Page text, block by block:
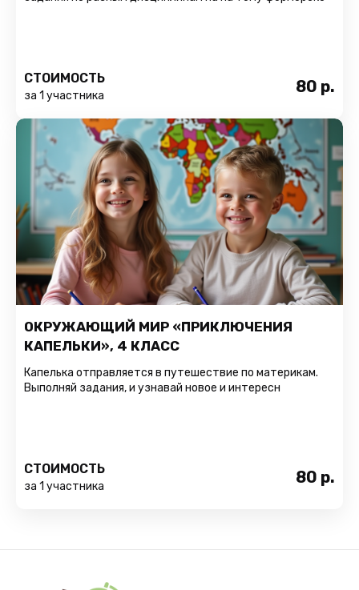
СТОИМОСТЬ
за 1 участника 80 р.
ОКРУЖАЮЩИЙ МИР «ПРИКЛЮЧЕНИЯ
КАПЕЛЬКИ», 4 КЛАСС
Капелька отправляется в путешествие по материкам.
Выполняй задания, и узнавай новое и интересн
СТОИМОСТЬ
за 1 участника 80 р.